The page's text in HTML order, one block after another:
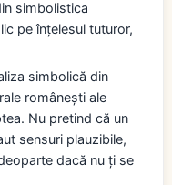
simbolistica
pe înțelesul tuturor,
simbolică din
românești ale
Nu pretind că un
sensuri plauzibile,
dacă nu ți se